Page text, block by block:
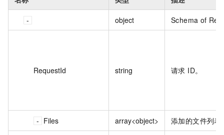
object Schema of
RequestId string 请求 ID。
Files array<object> 添加的文件列表